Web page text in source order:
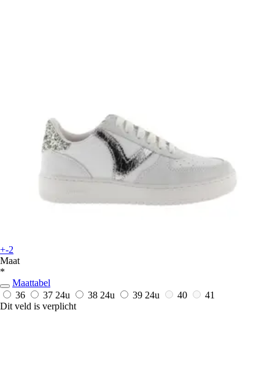
+-2
Maat
*
Maattabel
36
37 24u 38 24u 39 24u 40
41
Dit veld is verplicht